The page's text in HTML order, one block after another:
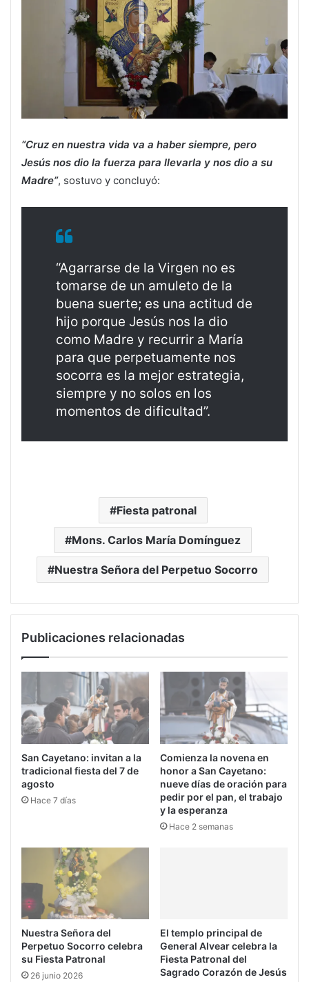
“Cruz en nuestra vida va a haber siempre, pero
Jesús nos dio la fuerza para llevarla y nos dio a su
Madre”, sostuvo y concluyó:
“Agarrarse de la Virgen no es
tomarse de un amuleto de la
buena suerte; es una actitud de
hijo porque Jesús nos la dio
como Madre y recurrir a María
para que perpetuamente nos
socorra es la mejor estrategia,
siempre y no solos en los
momentos de dificultad”.
Fiesta patronal
Mons. Carlos María Domínguez
Nuestra Señora del Perpetuo Socorro
Publicaciones relacionadas
San Cayetano: invitan a la
tradicional fiesta del 7 de
agosto
Hace 7 días
Comienza la novena en
honor a San Cayetano:
nueve días de oración para
pedir por el pan, el trabajo
y la esperanza
Hace 2 semanas
Nuestra Señora del
Perpetuo Socorro celebra
su Fiesta Patronal
26 junio 2026
El templo principal de
General Alvear celebra la
Fiesta Patronal del
Sagrado Corazón de Jesús